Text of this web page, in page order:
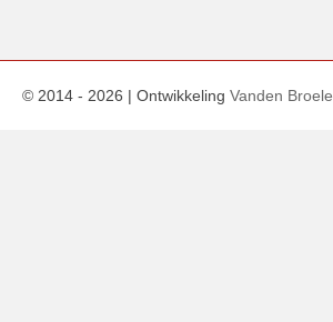
© 2014 - 2026 | Ontwikkeling Vanden Broele